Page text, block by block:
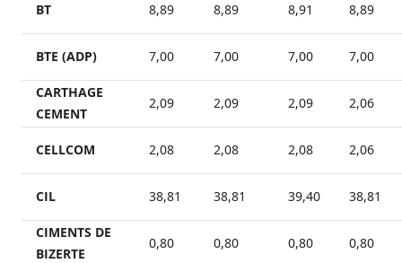
BT 8,89 8,89 8,91 8,89
BTE (ADP) 7,00 7,00 7,00 7,00
CARTHAGE
CEMENT
2,09 2,09 2,09 2,06
CELLCOM 2,08 2,08 2,08 2,06
CIL 38,81 38,81 39,40 38,81
CIMENTS DE
BIZERTE
0,80 0,80 0,80 0,80